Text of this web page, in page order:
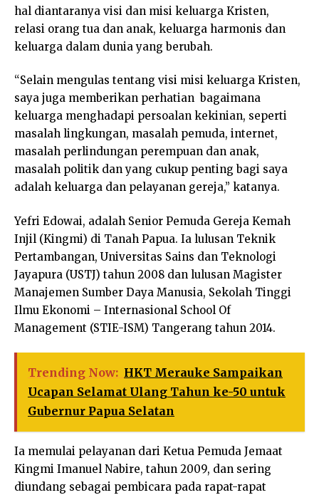
hal diantaranya visi dan misi keluarga Kristen,
relasi orang tua dan anak, keluarga harmonis dan
keluarga dalam dunia yang berubah.
“Selain mengulas tentang visi misi keluarga Kristen,
saya juga memberikan perhatian bagaimana
keluarga menghadapi persoalan kekinian, seperti
masalah lingkungan, masalah pemuda, internet,
masalah perlindungan perempuan dan anak,
masalah politik dan yang cukup penting bagi saya
adalah keluarga dan pelayanan gereja,” katanya.
Yefri Edowai, adalah Senior Pemuda Gereja Kemah
Injil (Kingmi) di Tanah Papua. Ia lulusan Teknik
Pertambangan, Universitas Sains dan Teknologi
Jayapura (USTJ) tahun 2008 dan lulusan Magister
Manajemen Sumber Daya Manusia, Sekolah Tinggi
Ilmu Ekonomi – Internasional School Of
Management (STIE-ISM) Tangerang tahun 2014.
Trending Now: HKT Merauke Sampaikan
Ucapan Selamat Ulang Tahun ke-50 untuk
Gubernur Papua Selatan
Ia memulai pelayanan dari Ketua Pemuda Jemaat
Kingmi Imanuel Nabire, tahun 2009, dan sering
diundang sebagai pembicara pada rapat-rapat